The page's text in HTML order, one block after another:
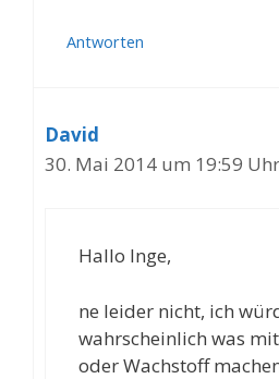
Antworten
David
30. Mai 2014 um 19:59 Uhr
Hallo Inge,
ne leider nicht, ich
wahrscheinlich was
oder Wachstoff